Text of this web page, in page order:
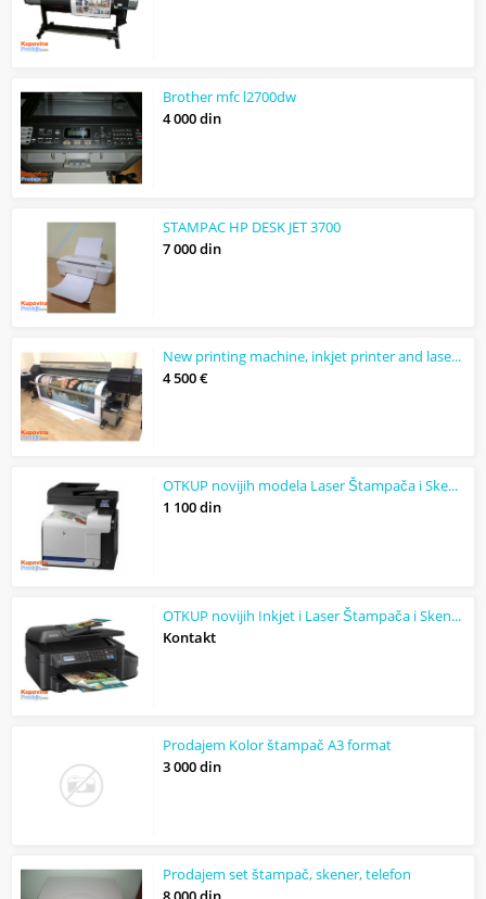
Brother mfc l2700dw
4 000 din
STAMPAC HP DESK JET 3700
7 000 din
New printing machine, inkjet printer and laser printer
4 500 €
OTKUP novijih modela Laser Štampača i Skenera
1 100 din
OTKUP novijih Inkjet i Laser Štampača i Skenera HP, Canon, Epson, Lexmark, Xerox...
Kontakt
Prodajem Kolor štampač A3 format
3 000 din
Prodajem set štampač, skener, telefon